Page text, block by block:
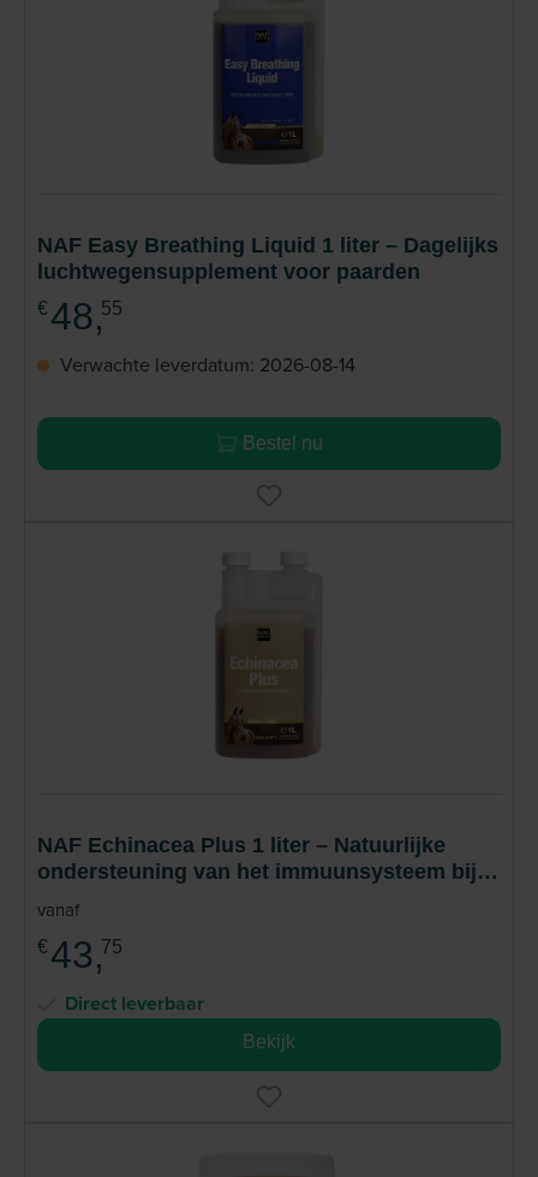
NAF Easy Breathing Liquid 1 liter – Dagelijks
luchtwegensupplement voor paarden
€ 48,55
Verwachte leverdatum: 2026-08-14
Bestel nu
NAF Echinacea Plus 1 liter – Natuurlijke
ondersteuning van het immuunsysteem bij
paarden
vanaf
€ 43,75
Direct leverbaar
Bekijk